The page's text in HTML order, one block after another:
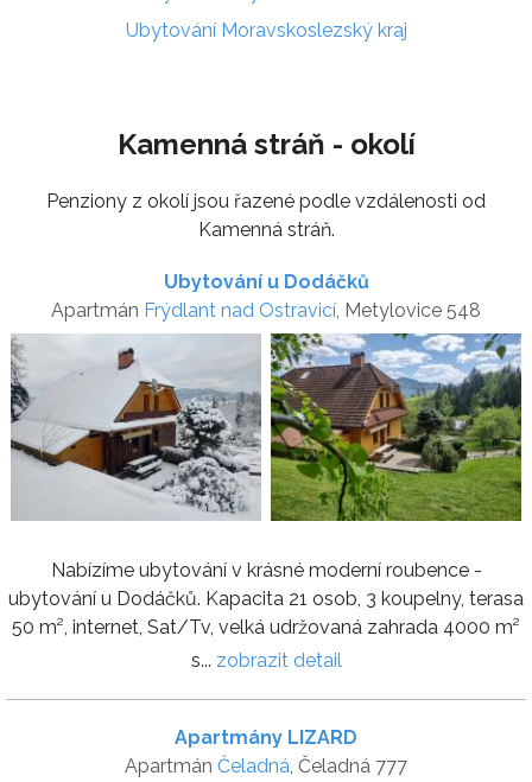
Ubytování Moravskoslezský kraj
Kamenná stráň - okolí
Penziony z okolí jsou řazené podle vzdálenosti od
Kamenná stráň.
Ubytování u Dodáčků
Apartmán Frýdlant nad Ostravicí , Metylovice 548
Nabízíme ubytování v krásné moderní roubence -
ubytování u Dodáčků. Kapacita 21 osob, 3 koupelny, terasa
50 m², internet, Sat/Tv, velká udržovaná zahrada 4000 m²
s... zobrazit detail
Apartmány LIZARD
Apartmán Čeladná , Čeladná 777